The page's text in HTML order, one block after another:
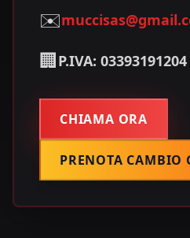
✉️
🏢P.IVA: 03393191204
CHIAMA ORA
PRENOTA CAMBIO